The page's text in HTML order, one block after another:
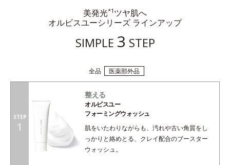
美発光*1 ツヤ肌へ
オルビスユーシリーズ ラインアップ
SIMPLE 3 STEP
全品 医薬部外品
STEP
1
整える
オルビスユー
フォーミングウォッシュ
肌をいたわりながらも、汚れや古い角質をし
っかりと絡めとる、クレイ配合のブースター
ウォッシュ。